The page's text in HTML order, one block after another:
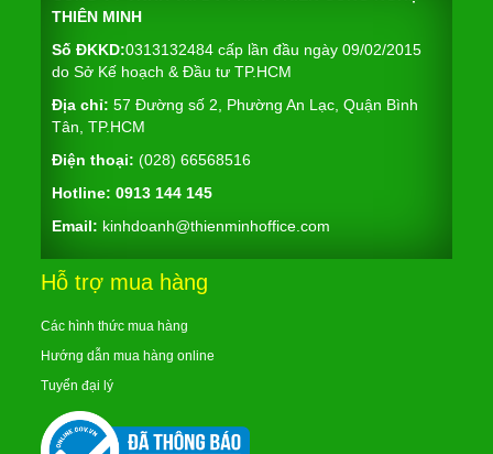
THIÊN MINH
Số ĐKKD:0313132484 cấp lần đầu ngày 09/02/2015
do Sở Kế hoạch & Đầu tư TP.HCM
Địa chỉ: 57 Đường số 2, Phường An Lạc, Quận Bình
Tân, TP.HCM
Điện thoại: (028) 66568516
Hotline: 0913 144 145
Email: kinhdoanh@thienminhoffice.com
Hỗ trợ mua hàng
Các hình thức mua hàng
Hướng dẫn mua hàng online
Tuyển đại lý